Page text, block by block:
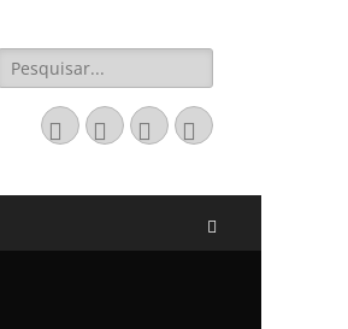
Pesquisar
por:
EmailLinkedIn
Website
Fone